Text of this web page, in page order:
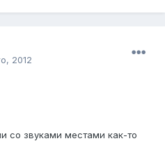
2012
со звуками местами как-то